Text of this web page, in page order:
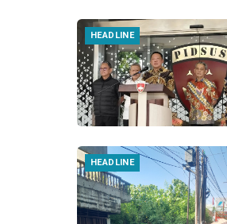
HEADLINE
HEADLINE